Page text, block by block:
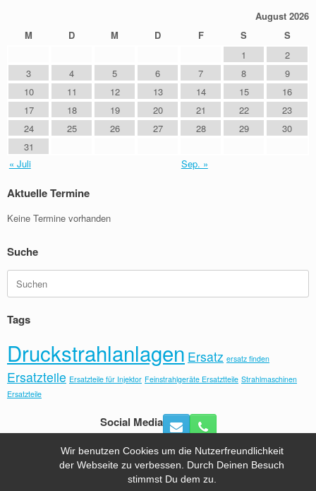
Wir benutzen Cookies um die Nutzerfreundlichkeit
der Webseite zu verbessen. Durch Deinen Besuch
stimmst Du dem zu.
August 2026
M
D M D F S
S
1
2
3
4 5 6 7 8
9
10
11 12 13 14 15
16
17
18 19 20 21 22
23
24
25 26 27 28 29
30
31
« Juli
Sep. »
Aktuelle Termine
Keine Termine vorhanden
Suche
Suchen
nach:
Tags
Druckstrahlanlagen Ersatz ersatz finden
Ersatzteile Ersatzteile für Injektor Feinstrahlgeräte Ersatztteile Strahlmaschinen
Ersatzteile
Social Media
Hafra Sandstrahltechnik Tel.:+49 (0) 8092- 6491 |